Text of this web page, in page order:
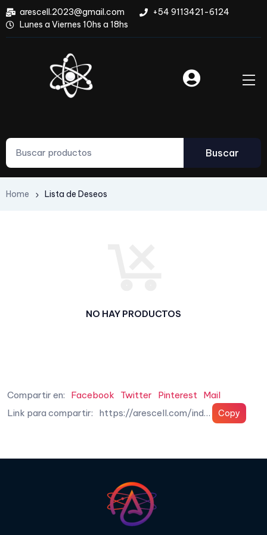
arescell.2023@gmail.com
+54 9113421-6124
Lunes a Viernes 10hs a 18hs
Buscar
Home Lista de Deseos
NO HAY PRODUCTOS
Compartir en: Facebook Twitter Pinterest Mail
Link para compartir: